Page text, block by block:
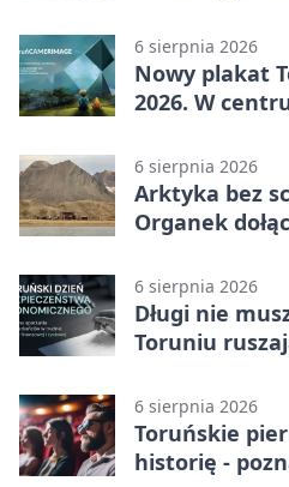
6 sierpnia 2026
Nowy plakat
2026. W
6 sierpnia 2026
Arktyka bez
Organek
6 sierpnia 2026
Długi nie
Toruniu
6 sierpnia 2026
Toruńskie
historię -